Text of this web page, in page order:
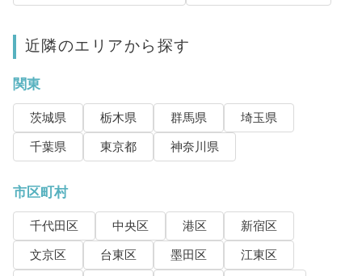
近隣のエリアから探す
関東
茨城県 栃木県 群馬県
埼玉県
千葉県
東京都 神奈川県
市区町村
千代田区 中央区 港区
新宿区
文京区
台東区 墨田区
江東区